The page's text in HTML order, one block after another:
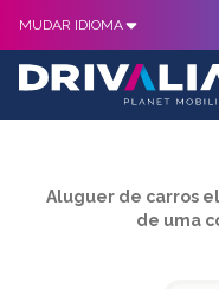
MUDAR IDIOMA
Aluguer de carros
de uma